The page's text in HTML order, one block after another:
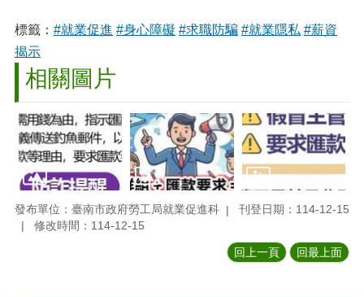
標籤： #就業促進 #身心障礙 #求職防騙 #就業隱私 #薪資
揭示
相關圖片
發布單位：臺南市政府勞工局就業促進科
刊登日期：114-12-15
修改時間：114-12-15
回上一頁 回最上面